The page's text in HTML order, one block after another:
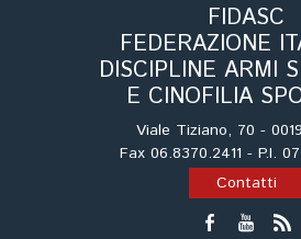
FIDASC
FEDERAZIONE
DISCIPLINE ARMI
E CINOFILIA
Viale Tiziano, 70 -
Fax 06.8370.2411 - P.I.
Contatti